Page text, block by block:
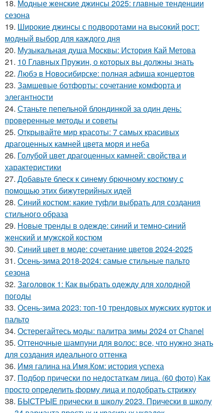
18. Модные женские джинсы 2025: главные тенденции
сезона
19. Широкие джинсы с подворотами на высокий рост:
модный выбор для каждого дня
20. Музыкальная душа Москвы: История Кай Метова
21. 10 Главных Пружин, о которых вы должны знать
22. Любэ в Новосибирске: полная афиша концертов
23. Замшевые ботфорты: сочетание комфорта и
элегантности
24. Станьте пепельной блондинкой за один день:
проверенные методы и советы
25. Открывайте мир красоты: 7 самых красивых
драгоценных камней цвета моря и неба
26. Голубой цвет драгоценных камней: свойства и
характеристики
27. Добавьте блеск к синему брючному костюму с
помощью этих бижутерийных идей
28. Синий костюм: какие туфли выбрать для создания
стильного образа
29. Новые тренды в одежде: синий и темно-синий
женский и мужской костюм
30. Синий цвет в моде: сочетание цветов 2024-2025
31. Осень-зима 2018-2024: самые стильные пальто
сезона
32. Заголовок 1: Как выбрать одежду для холодной
погоды
33. Осень-зима 2023: топ-10 трендовых мужских курток и
пальто
34. Остерегайтесь моды: палитра зимы 2024 от Chanel
35. Оттеночные шампуни для волос: все, что нужно знать
для создания идеального оттенка
36. Имя галина на Имя.Ком: история успеха
37. Подбор прически по недостаткам лица. (60 фото) Как
просто определить форму лица и подобрать стрижку
38. БЫСТРЫЕ прически в школу 2023. Прически в школу